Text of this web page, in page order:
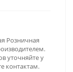
Розничная
уточняйте у
контактам.